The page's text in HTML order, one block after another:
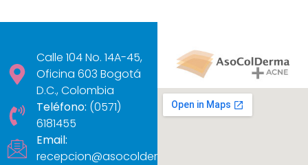
Calle 104 No. 14A-45,
Oficina 603 Bogotá
D.C., Colombia
Teléfono: (0571)
6181455
Email:
recepcion@asocolderma.com